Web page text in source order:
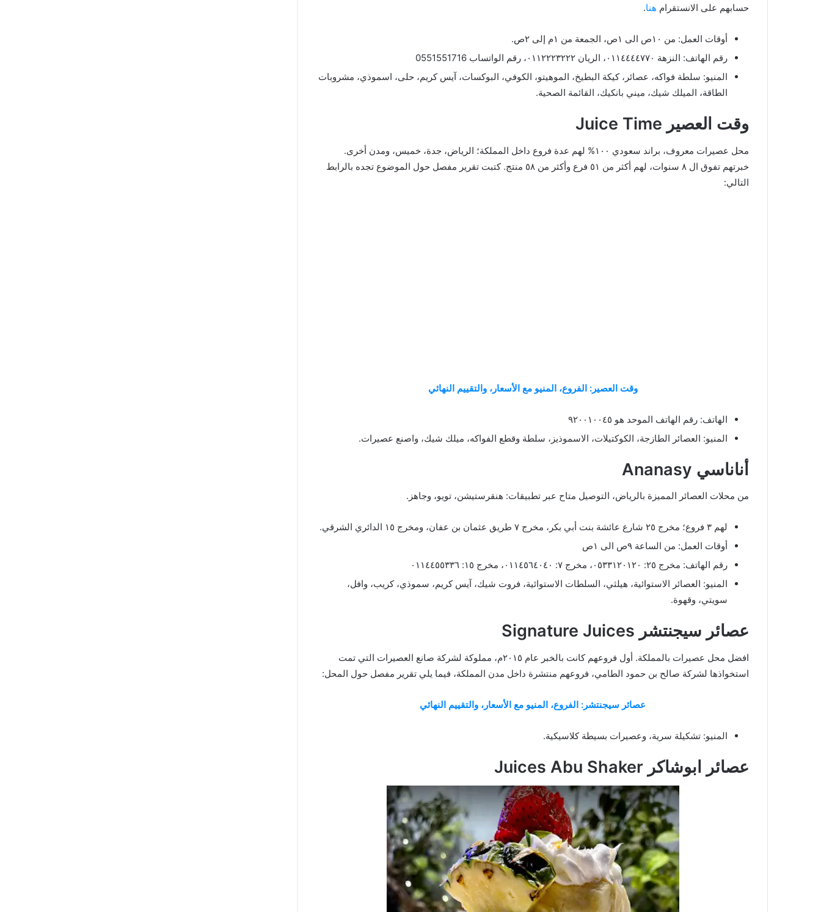
حسابهم على الانستقرام هنا.
أوقات العمل: من ١٠ص الى ١ص، الجمعة من ١م إلى ٢ص.
رقم الهاتف: النزهة ٠١١٤٤٤٤٧٧٠، الريان ٠١١٢٢٢٣٢٢٢، رقم الواتساب 0551551716
المنيو: سلطة فواكه، عصائر، كيكة البطيخ، الموهيتو، الكوفي، البوكسات، آيس كريم، حلى، اسموذي، مشروبات
الطاقة، الميلك شيك، ميني بانكيك، القائمة الصحية.
وقت العصير Juice Time
محل عصيرات معروف، براند سعودي ١٠٠% لهم عدة فروع داخل المملكة؛ الرياض، جدة، خميس، ومدن أخرى.
خبرتهم تفوق ال ٨ سنوات، لهم أكثر من ٥١ فرع وأكثر من ٥٨ منتج. كتبت تقرير مفصل حول الموضوع تجده بالرابط
التالي:
وقت العصير: الفروع، المنيو مع الأسعار، والتقييم النهائي
الهاتف: رقم الهاتف الموحد هو ٩٢٠٠١٠٠٤٥
المنيو: العصائر الطازجة، الكوكتيلات، الاسموذيز، سلطة وقطع الفواكه، ميلك شيك، واصنع عصيرات.
أناناسي Ananasy
من محلات العصائر المميزة بالرياض، التوصيل متاح عبر تطبيقات: هنقرستيشن، تويو، وجاهز.
لهم ٣ فروع؛ مخرج ٢٥ شارع عائشة بنت أبي بكر، مخرج ٧ طريق عثمان بن عفان، ومخرج ١٥ الدائري الشرقي.
أوقات العمل: من الساعة ٩ص الى ١ص
رقم الهاتف: مخرج ٢٥: ٠٥٣٣١٢٠١٢٠، مخرج ٧: ٠١١٤٥٦٤٠٤٠، مخرج ١٥: ٠١١٤٤٥٥٣٣٦
المنيو: العصائر الاستوائية، هيلثي، السلطات الاستوائية، فروت شيك، آيس كريم، سموذي، كريب، وافل،
سويتي، وقهوة.
عصائر سيجنتشر Signature Juices
افضل محل عصيرات بالمملكة. أول فروعهم كانت بالخبر عام ٢٠١٥م، مملوكة لشركة صانع العصيرات التي تمت
استخواذها لشركة صالح بن حمود الطامي، فروعهم منتشرة داخل مدن المملكة، فيما يلي تقرير مفصل حول المحل:
عصائر سيجنتشر: الفروع، المنيو مع الأسعار، والتقييم النهائي
المنيو: تشكيلة سرية، وعصيرات بسيطة كلاسيكية.
عصائر ابوشاكر Juices Abu Shaker